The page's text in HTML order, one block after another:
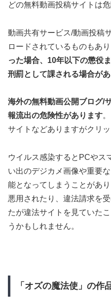
どの無料動画投稿サイトは
動画共有サービス/動画投稿
ロードされているものもあり
った場合、10年以下の懲役
刑罰として課される場合が
海外の無料動画公開ブログ/
報流出の危険性があります
サイトなどありますがクリ
ウイルス感染するとPCやス
い出のデジカメ画像や重要
能となってしまうことがあ
悪用されたり、違法請求を
たが違法サイトを見ていた
うかもしれません。
「オズの魔法使」の作